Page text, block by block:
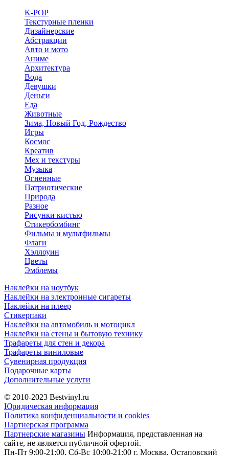
K-POP
Текстурные пленки
Дизайнерские
Абстракции
Авто и мото
Аниме
Архитектура
Вода
Девушки
Деньги
Еда
Животные
Зима, Новый Год, Рождество
Игры
Космос
Креатив
Мех и текстуры
Музыка
Огненные
Патриотические
Природа
Разное
Рисунки кистью
Стикербомбинг
Фильмы и мультфильмы
Флаги
Хэллоуин
Цветы
Эмблемы
Наклейки на ноутбук
Наклейки на электронные сигареты
Наклейки на плеер
Стикерпаки
Наклейки на автомобиль и мотоцикл
Наклейки на стены и бытовую технику
Трафареты для стен и декора
Трафареты виниловые
Сувенирная продукция
Подарочные карты
Дополнительные услуги
© 2010-2023 Bestvinyl.ru
Юридическая информация
Политика конфиденциальности и cookies
Партнерская программа
Партнерские магазины Информация, представленная на
сайте, не является публичной офертой.
Пн-Пт 9:00-21:00, Сб-Вс 10:00-21:00 г. Москва, Остаповский